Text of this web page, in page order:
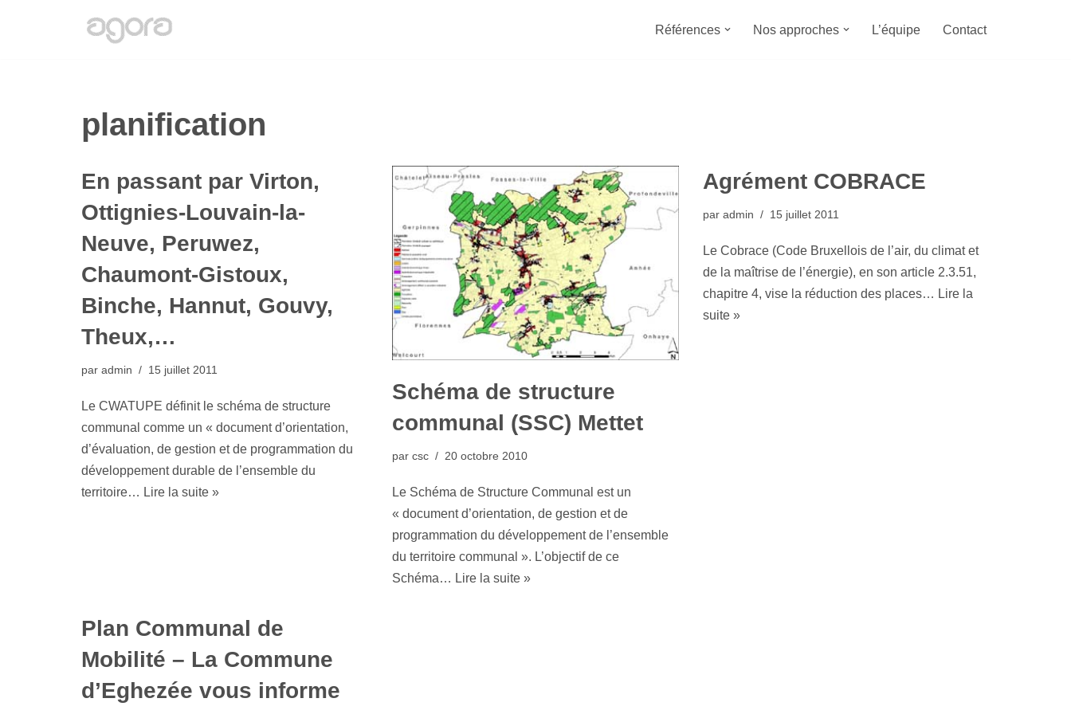
Références Nos approches L’équipe Contact
planification
En passant par Virton,
Ottignies-Louvain-la-
Neuve, Peruwez,
Chaumont-Gistoux,
Binche, Hannut, Gouvy,
Theux,…
par admin 15 juillet 2011
Le CWATUPE définit le schéma de structure
communal comme un « document d’orientation,
d’évaluation, de gestion et de programmation du
développement durable de l’ensemble du
territoire… Lire la suite »
Schéma de structure
communal (SSC) Mettet
par csc 20 octobre 2010
Le Schéma de Structure Communal est un
« document d’orientation, de gestion et de
programmation du développement de l’ensemble
du territoire communal ». L’objectif de ce
Schéma… Lire la suite »
Agrément COBRACE
par admin 15 juillet 2011
Le Cobrace (Code Bruxellois de l’air, du climat et
de la maîtrise de l’énergie), en son article 2.3.51,
chapitre 4, vise la réduction des places… Lire la
suite »
Plan Communal de
Mobilité – La Commune
d’Eghezée vous informe